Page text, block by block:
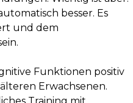
besser. Es
und dem
Funktionen positiv
Erwachsenen.